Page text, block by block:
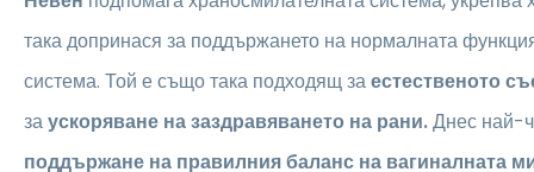
така допринася за поддържането на нормалната
система. Той е също така подходящ заестественото
заускоряване на заздравяването на рани.Днес най-
поддържане на правилния баланс на вагиналната